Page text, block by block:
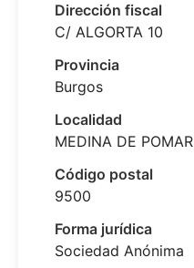
Dirección fiscal
C/ ALGORTA 10
Provincia
Burgos
Localidad
MEDINA DE POMAR
Código postal
9500
Forma jurídica
Sociedad Anónima